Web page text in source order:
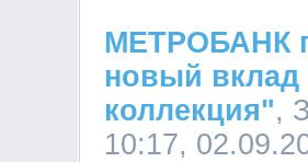
МЕТРОБАНК
новый
коллекция",
10:17,